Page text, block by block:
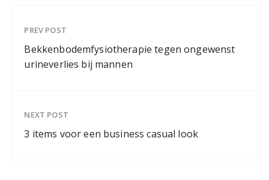
PREV POST
Bekkenbodemfysiotherapie tegen ongewenst
urineverlies bij mannen
NEXT POST
3 items voor een business casual look